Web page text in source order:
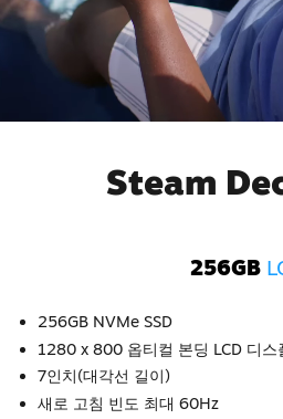
Steam
256GB
256GB NVMe SSD
1280 x 800 옵티컬 본딩 LCD 디스
7인치(대각선 길이)
새로 고침 빈도 최대 60Hz